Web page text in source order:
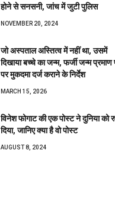
होने से सनसनी, जांच में जुटी पुलिस
NOVEMBER 20, 2024
जो अस्पताल अस्तित्व में नहीं था, उसमें
दिखाया बच्चे का जन्म, फर्जी जन्म प्रमाण
पर मुकदमा दर्ज कराने के निर्देश
MARCH 15, 2026
विनेश फोगाट की एक पोस्ट ने दुनिया को
दिया, जानिए क्या है वो पोस्ट
AUGUST 8, 2024